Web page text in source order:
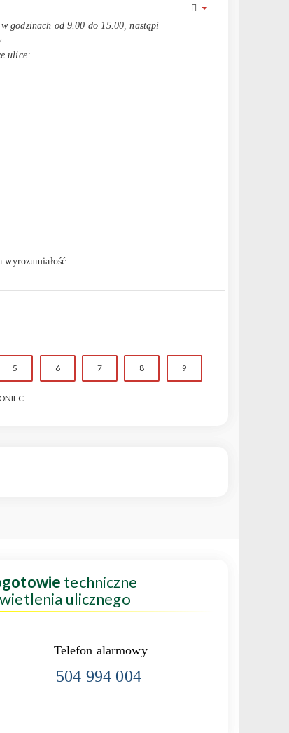
godzinach od 9.00 do 15.00, nastąpi
ulice:
wyrozumiałość
5 6 7 8 9
techniczne
ulicznego
Telefon alarmowy
504 994 004